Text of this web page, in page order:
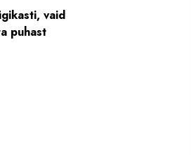
vaid
puhast